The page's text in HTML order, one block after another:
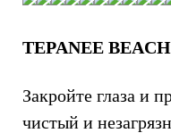
TEPANEE
Закройте глаза и
чистый и